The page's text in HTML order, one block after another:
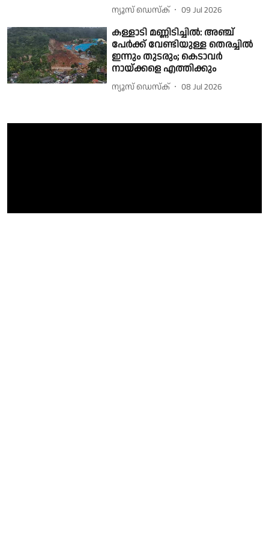
ന്യൂസ് ഡെസ്ക് 09 Jul 2026
കള്ളാടി മണ്ണിടിച്ചിൽ: അഞ്ച്
പേർക്ക് വേണ്ടിയുള്ള തെരച്ചിൽ
ഇന്നും തുടരും; കെടാവർ
നായ്ക്കളെ എത്തിക്കും
ന്യൂസ് ഡെസ്ക് 08 Jul 2026